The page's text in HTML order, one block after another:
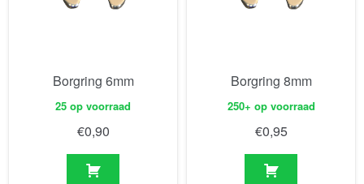
Borgring 6mm
25 op voorraad
€0,90
Borgring 8mm
250+ op voorraad
€0,95